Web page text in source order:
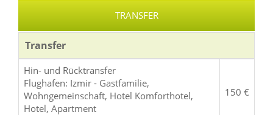
TRANSFER
Transfer
Hin- und Rücktransfer
Flughafen: Izmir - Gastfamilie,
Wohngemeinschaft, Hotel Komforthotel,
Hotel, Apartment
150 €